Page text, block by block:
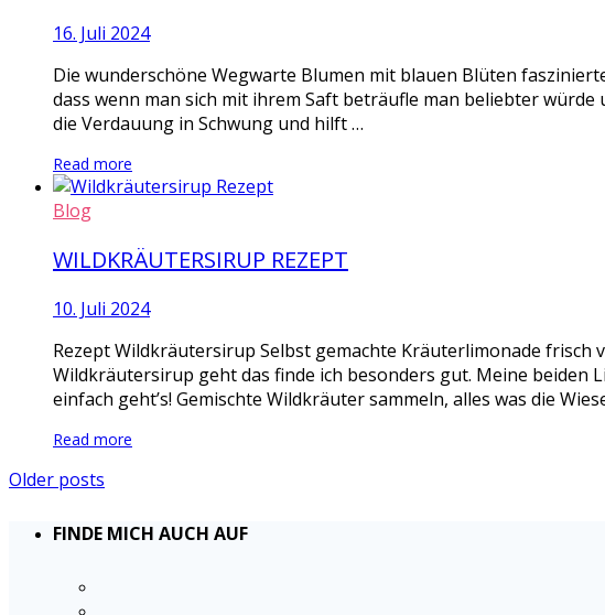
16. Juli 2024
Die wunderschöne Wegwarte Blumen mit blauen Blüten
dass wenn man sich mit ihrem Saft beträufle man beliebter
die Verdauung in Schwung und hilft …
Read more
Blog
WILDKRÄUTERSIRUP REZEPT
10. Juli 2024
Rezept Wildkräutersirup Selbst gemachte Kräuterlimonade frisch
Wildkräutersirup geht das finde ich besonders gut. Meine beiden
einfach geht’s! Gemischte Wildkräuter sammeln, alles was die
Read more
Older posts
FINDE MICH AUCH AUF